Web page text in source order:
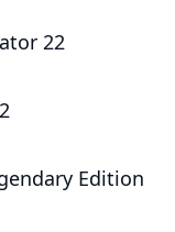
22
Edition